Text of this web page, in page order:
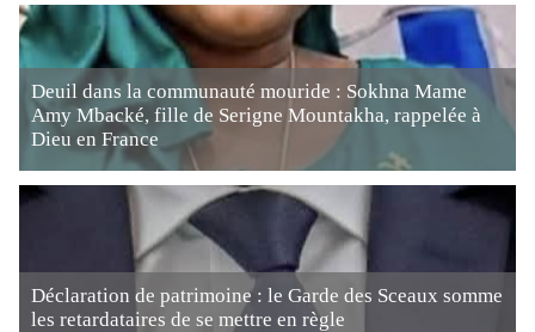
Deuil dans la communauté mouride : Sokhna Mame
Amy Mbacké, fille de Serigne Mountakha, rappelée à
Dieu en France
Déclaration de patrimoine : le Garde des Sceaux somme
les retardataires de se mettre en règle